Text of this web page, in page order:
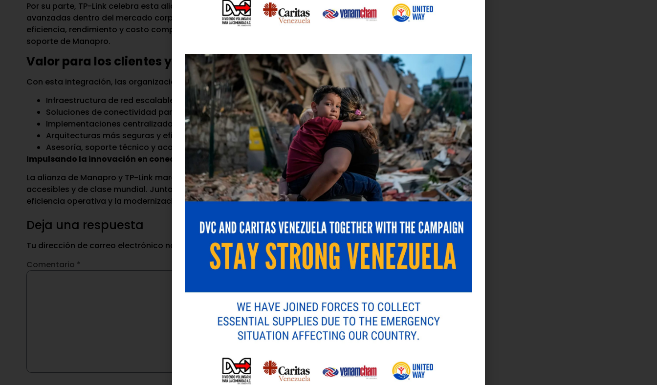
Por su parte, TP-Link celebra esta alianza como una oportunidad de expandir el acceso a tecnologías de red
avanzadas dentro del mercado corporativo venezolano. Su portafolio empresarial, altamente reconocido por su
eficiencia, rendimiento y costo competitivo, complementa la oferta de servicios de consultoría, integración y
soporte de Manapro.
Valor para los clientes y el mercado empresarial
Con esta integración, las organizaciones podrán acceder a:
Infraestructura de red escalable y de alto rendimiento.
Soluciones de conectividad para oficinas, retail, manufactura, educación y entornos distribuidos.
Implementaciones centralizadas bajo modelos SDN.
Arquitecturas más seguras y eficientes para la operación interna.
Asesoría, soporte técnico y acompañamiento especializado de Manapro Consultores.
Impulsando la innovación en conectividad empresarial
La alianza de Manapro y TP-Link marca un paso importante en la expansión de soluciones tecnológicas
accesibles y de clase mundial. Juntas, ambas organizaciones reafirmarán su compromiso con la innovación, la
eficiencia operativa y la modernización del entorno empresarial venezolano y regional.
Deja una respuesta
Tu dirección de correo electrónico no será publicada.Los campos obligatorios están marcados con*
Comentario *